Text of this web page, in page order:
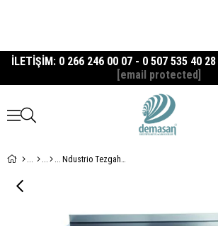
İLETİŞİM: 0 266 246 00 07 - 0 507 535 40
[email protected]
Ndustrio Tezgah Tipi Tek Kapılı - 2 Çekmeceli Snack Derin Dondurucu